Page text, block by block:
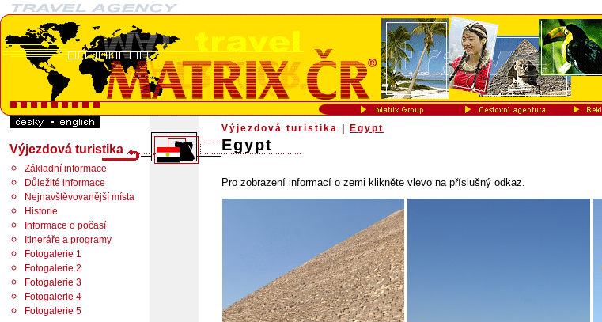
Výjezdová turistika Egypt
Egypt
Výjezdová turistika
Základní informace
Důležité informace
Nejnavštěvovanější místa
Historie
Informace o počasí
Itineráře a programy
Fotogalerie 1
Fotogalerie 2
Fotogalerie 3
Fotogalerie 4
Fotogalerie 5
Pro zobrazení informací o zemi klikněte vlevo na příslušný odkaz.